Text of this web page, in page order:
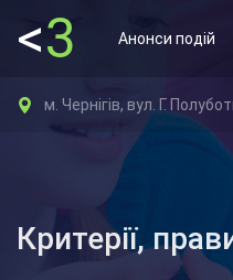
<3 Анонси подій
м. Чернігів, вул. Г.
Критерії,